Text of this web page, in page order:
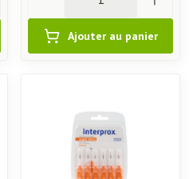
Ajouter au panier